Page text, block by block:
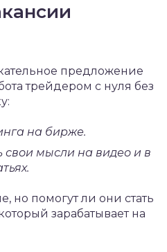
предложение
трейдером с нуля без
на бирже.
свои мысли на видео и в
но помогут ли они стать
зарабатывает на